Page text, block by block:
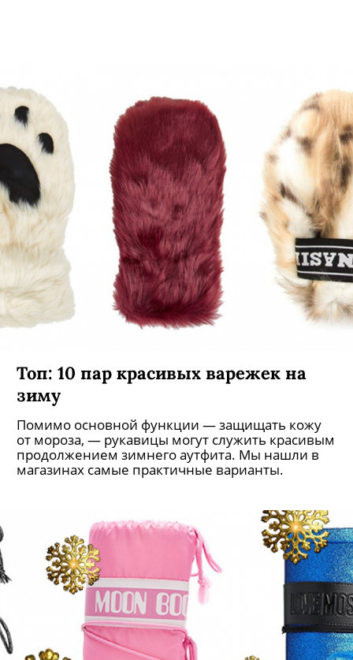
Топ: 10 пар красивых варежек на
зиму
Помимо основной функции — защищать кожу
от мороза, — рукавицы могут служить красивым
продолжением зимнего аутфита. Мы нашли в
магазинах самые практичные варианты.